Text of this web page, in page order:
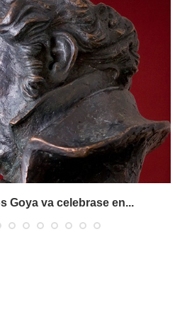
Goya va celebrase en...